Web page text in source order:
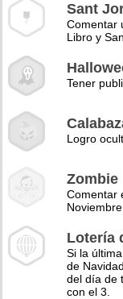
Sant
Comentar
Libro y
Tener
Logro
Zombie
Comentar
Lotería
Si la
de
del día de
con el 3.